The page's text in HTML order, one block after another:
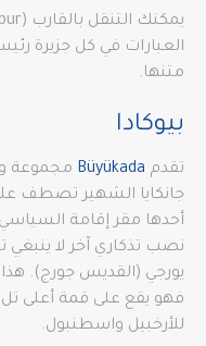
العبارات في كل جزيرة
متنها.
بيوكادا
تقدم Büyükada مجموعة
جانكايا الشهير تصطف
أحدها مقر إقامة
نصب تذكاري آخر لا ينبغي
يورجي (القديس جورج).
فهو يقع على قمة أعلى تل
للأرخبيل واسطنبول.